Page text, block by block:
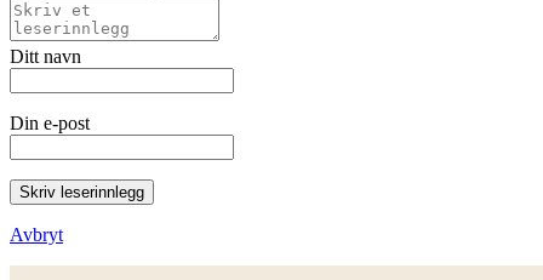
Ditt navn
Din e-post
Skriv leserinnlegg
Avbryt